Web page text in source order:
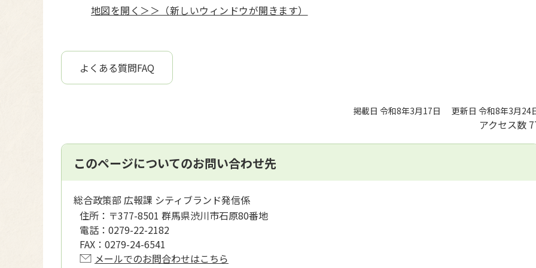
地図を開く＞＞（新しいウィンドウが開きます）
よくある質問FAQ
掲載日 令和8年3月17日 更新日 令和8年3月24
アクセス数
このページについてのお問い合わせ先
総合政策部 広報課 シティブランド発信係
住所： 〒377-8501 群馬県渋川市石原80番地
電話： 0279-22-2182
FAX： 0279-24-6541
メールでのお問合わせはこちら